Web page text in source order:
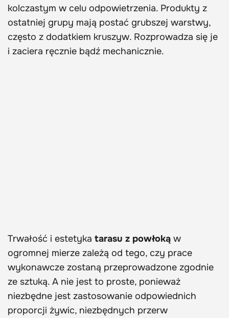
kolczastym w celu odpowietrzenia. Produkty z
ostatniej grupy mają postać grubszej warstwy,
często z dodatkiem kruszyw. Rozprowadza się je
i zaciera ręcznie bądź mechanicznie.
Trwałość i estetyka tarasu z powłoką w
ogromnej mierze zależą od tego, czy prace
wykonawcze zostaną przeprowadzone zgodnie
ze sztuką. A nie jest to proste, ponieważ
niezbędne jest zastosowanie odpowiednich
proporcji żywic, niezbędnych przerw